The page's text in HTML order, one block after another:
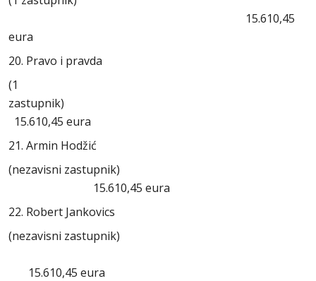
15.610,45
eura
20. Pravo i pravda
(1
15.610,45 eura
21. Armin Hodžić
(nezavisni zastupnik)
15.610,45 eura
22. Robert Jankovics
(nezavisni zastupnik)
15.610,45 eura